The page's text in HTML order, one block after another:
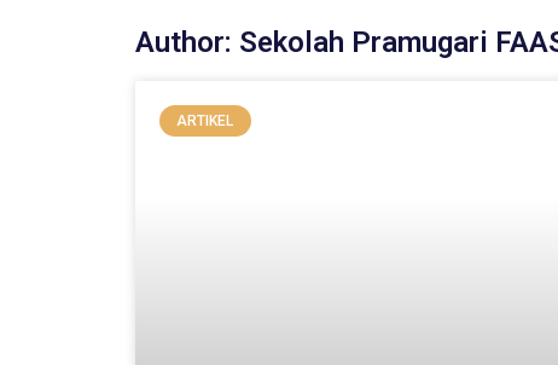
Author: Sekolah Pramugari
ARTIKEL